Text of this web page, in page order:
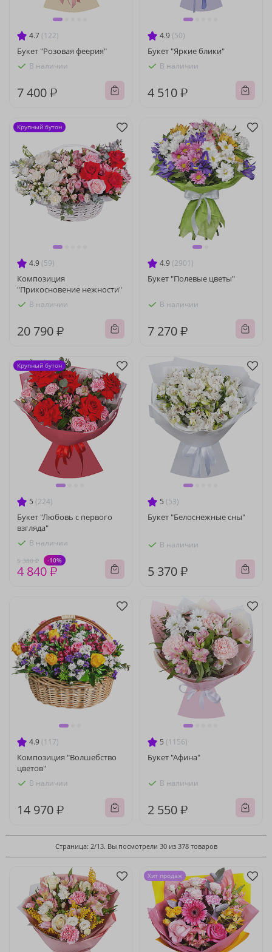
4.7 (122)
Букет "Розовая феерия"
В наличии
7 400 ₽
4.9 (50)
Букет "Яркие блики"
В наличии
4 510 ₽
4.9 (59)
Композиция
"Прикосновение нежности"
В наличии
20 790 ₽
Крупный бутон
4.9 (2901)
Букет "Полевые цветы"
В наличии
7 270 ₽
5 (224)
Букет "Любовь с первого
взгляда"
В наличии
5 380 ₽ -10%
4 840 ₽
Крупный бутон
5 (53)
Букет "Белоснежные сны"
В наличии
5 370 ₽
4.9 (117)
Композиция "Волшебство
цветов"
В наличии
14 970 ₽
5 (1156)
Букет "Афина"
В наличии
2 550 ₽
Страница: 2/13. Вы посмотрели 30 из 378 товаров
Хит продаж